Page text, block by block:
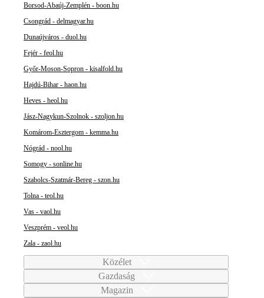
Borsod-Abaúj-Zemplén - boon.hu
Csongrád - delmagyar.hu
Dunaújváros - duol.hu
Fejér - feol.hu
Győr-Moson-Sopron - kisalfold.hu
Hajdú-Bihar - haon.hu
Heves - heol.hu
Jász-Nagykun-Szolnok - szoljon.hu
Komárom-Esztergom - kemma.hu
Nógrád - nool.hu
Somogy - sonline.hu
Szabolcs-Szatmár-Bereg - szon.hu
Tolna - teol.hu
Vas - vaol.hu
Veszprém - veol.hu
Zala - zaol.hu
Közélet
Gazdaság
Magazin